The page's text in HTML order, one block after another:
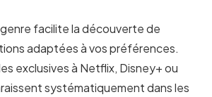
facilite la découverte de
adaptées à vos préférences.
exclusives à Netflix, Disney+ ou
systématiquement dans les